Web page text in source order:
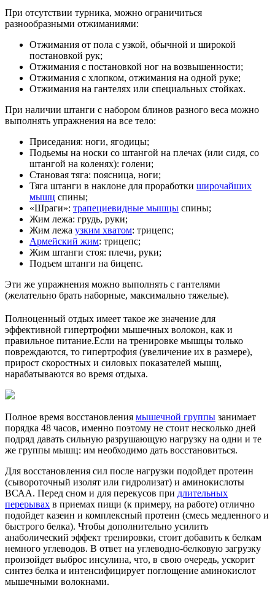
При отсутствии турника, можно ограничиться
разнообразными отжиманиями:
Отжимания от пола с узкой, обычной и широкой
постановкой рук;
Отжимания с постановкой ног на возвышенности;
Отжимания с хлопком, отжимания на одной руке;
Отжимания на гантелях или специальных стойках.
При наличии штанги с набором блинов разного веса можно
выполнять упражнения на все тело:
Приседания: ноги, ягодицы;
Подьемы на носки со штангой на плечах (или сидя, со
штангой на коленях): голени;
Становая тяга: поясница, ноги;
Тяга штанги в наклоне для проработки широчайших
мышц спины;
«Шраги»: трапециевидные мышцы спины;
Жим лежа: грудь, руки;
Жим лежа узким хватом: трицепс;
Армейский жим: трицепс;
Жим штанги стоя: плечи, руки;
Подъем штанги на бицепс.
Эти же упражнения можно выполнять с гантелями
(желательно брать наборные, максимально тяжелые).
Полноценный отдых имеет такое же значение для
эффективной гипертрофии мышечных волокон, как и
правильное питание.Если на тренировке мышцы только
повреждаются, то гипертрофия (увеличение их в размере),
прирост скоростных и силовых показателей мышц,
нарабатываются во время отдыха.
Полное время восстановления мышечной группы занимает
порядка 48 часов, именно поэтому не стоит несколько дней
подряд давать сильную разрушающую нагрузку на одни и те
же группы мышц: им необходимо дать восстановиться.
Для восстановления сил после нагрузки подойдет протеин
(сывороточный изолят или гидролизат) и аминокислоты
ВСАА. Перед сном и для перекусов при длительных
перерывах в приемах пищи (к примеру, на работе) отлично
подойдет казеин и комплексный протеин (смесь медленного и
быстрого белка). Чтобы дополнительно усилить
анаболический эффект тренировки, стоит добавить к белкам
немного углеводов. В ответ на углеводно-белковую загрузку
произойдет выброс инсулина, что, в свою очередь, ускорит
синтез белка и интенсифицирует поглощение аминокислот
мышечными волокнами.